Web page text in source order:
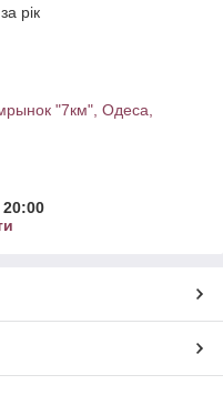
рік
"7км", Одеса,